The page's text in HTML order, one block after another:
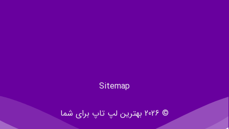
Sitemap
© 2026 بهترین لپ تاپ برای شما